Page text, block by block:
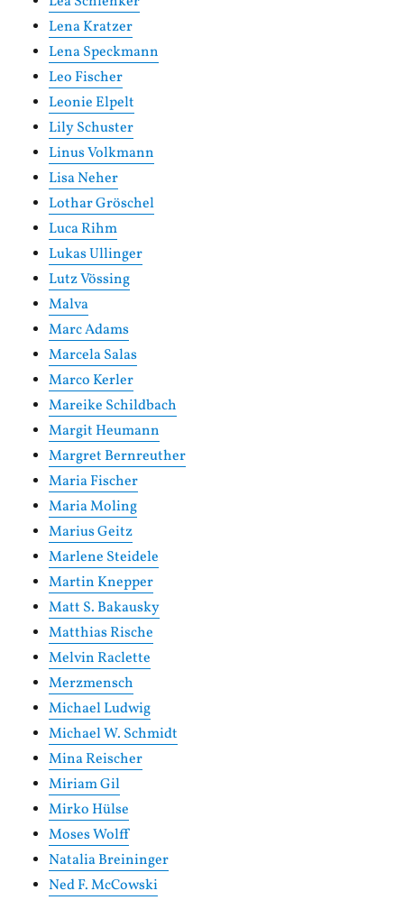
Lena Kratzer
Lena Speckmann
Leo Fischer
Leonie Elpelt
Lily Schuster
Linus Volkmann
Lisa Neher
Lothar Gröschel
Luca Rihm
Lukas Ullinger
Lutz Vössing
Malva
Marc Adams
Marcela Salas
Marco Kerler
Mareike Schildbach
Margit Heumann
Margret Bernreuther
Maria Fischer
Maria Moling
Marius Geitz
Marlene Steidele
Martin Knepper
Matt S. Bakausky
Matthias Rische
Melvin Raclette
Merzmensch
Michael Ludwig
Michael W. Schmidt
Mina Reischer
Miriam Gil
Mirko Hülse
Moses Wolff
Natalia Breininger
Ned F. McCowski